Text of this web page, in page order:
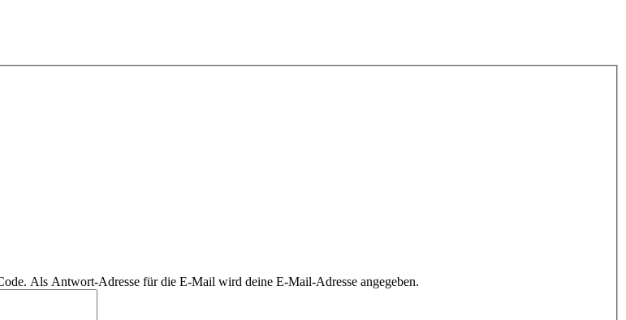
Als Antwort-Adresse für die E-Mail wird deine E-Mail-Adresse angegeben.